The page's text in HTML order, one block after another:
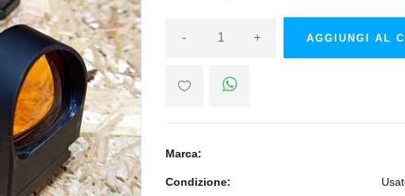
- + AGGIUNGI AL
Marca:
Condizione: